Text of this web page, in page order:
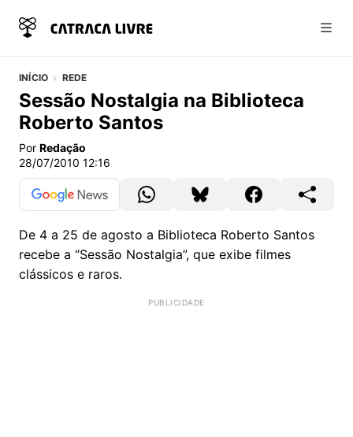
INÍCIO REDE
Sessão Nostalgia na Biblioteca
Roberto Santos
Por Redação
28/07/2010 12:16
De 4 a 25 de agosto a Biblioteca Roberto Santos
recebe a “Sessão Nostalgia”, que exibe filmes
clássicos e raros.